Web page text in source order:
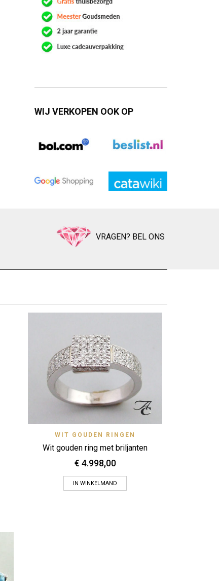
WIJ VERKOPEN OOK OP
VRAGEN? BEL ONS
Zet op verlanglijstje Quick View
WIT GOUDEN RINGEN
Wit gouden ring met briljanten
€ 4.998,00
IN WINKELMAND